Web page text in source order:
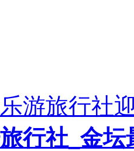
游旅行社
行社_金